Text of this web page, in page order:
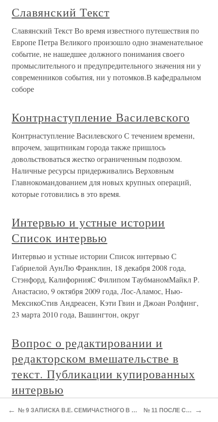
Славянский Текст
Славянский Текст Во время известного путешествия по
Европе Петра Великого произошло одно знаменательное
событие, не нашедшее должного понимания своего
промыслительного и предупредительного значения ни у
современников события, ни у потомков.В кафедральном
соборе
Контрнаступление Василевского
Контрнаступление Василевского С течением времени,
впрочем, защитникам города также пришлось
довольствоваться жестко ограниченным подвозом.
Наличные ресурсы придерживались Верховным
Главнокомандованием для новых крупных операций,
которые готовились в это время.
Интервью и устные истории
Список интервью
Интервью и устные истории Список интервью С
Габриелой АунЛю Франклин, 18 декабря 2008 года,
Стэнфорд, КалифорнияС Филипом ТаубманомМайкл Р.
Анастасио, 9 октября 2009 года, Лос-Аламос, Нью-
МексикоСтив Андреасен, Кэти Гвин и Джоан Ролфинг,
23 марта 2010 года, Вашингтон, округ
Вопрос о редактировании и
редакторском вмешательстве в
текст. Публикации купированных
интервью
Вопрос о редактировании и редакторском вмешательстве
← № 9 ЗАПИСКА В.Е. СЕМИЧАСТНОГО В ЦК КПСС О НАСТРОЕНИЯХ Г.К. ЖУКОВА № 11 ПОСЛЕ СМЕРТИ СТАЛИНА →